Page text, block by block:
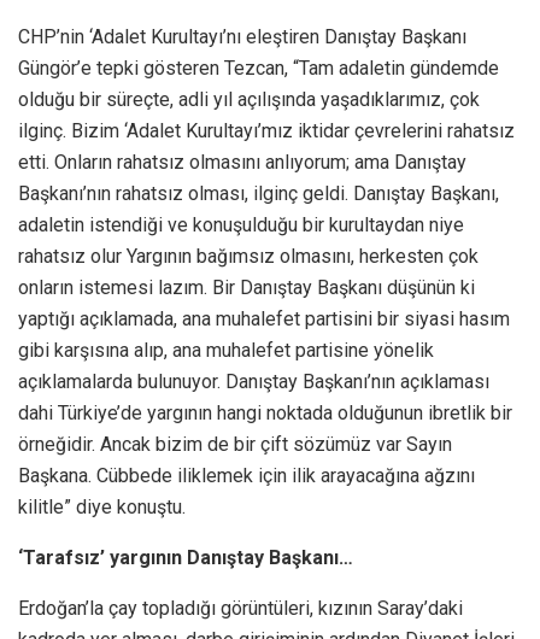
CHP’nin ‘Adalet Kurultayı’nı eleştiren Danıştay Başkanı
Güngör’e tepki gösteren Tezcan, “Tam adaletin gündemde
olduğu bir süreçte, adli yıl açılışında yaşadıklarımız, çok
ilginç. Bizim ‘Adalet Kurultayı’mız iktidar çevrelerini rahatsız
etti. Onların rahatsız olmasını anlıyorum; ama Danıştay
Başkanı’nın rahatsız olması, ilginç geldi. Danıştay Başkanı,
adaletin istendiği ve konuşulduğu bir kurultaydan niye
rahatsız olur Yargının bağımsız olmasını, herkesten çok
onların istemesi lazım. Bir Danıştay Başkanı düşünün ki
yaptığı açıklamada, ana muhalefet partisini bir siyasi hasım
gibi karşısına alıp, ana muhalefet partisine yönelik
açıklamalarda bulunuyor. Danıştay Başkanı’nın açıklaması
dahi Türkiye’de yargının hangi noktada olduğunun ibretlik bir
örneğidir. Ancak bizim de bir çift sözümüz var Sayın
Başkana. Cübbede iliklemek için ilik arayacağına ağzını
kilitle” diye konuştu.
‘Tarafsız’ yargının Danıştay Başkanı…
Erdoğan’la çay topladığı görüntüleri, kızının Saray’daki